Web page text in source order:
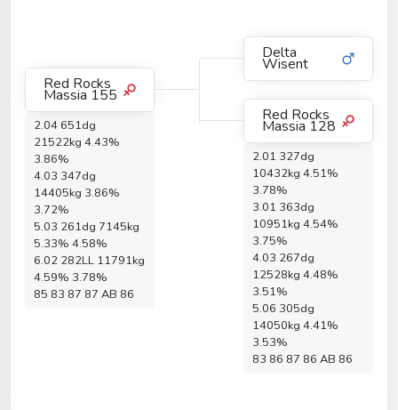
Red Rocks
Massia 155
2.04 651dg
21522kg 4.43%
3.86%
4.03 347dg
14405kg 3.86%
3.72%
5.03 261dg 7145kg
5.33% 4.58%
6.02 282LL 11791kg
4.59% 3.78%
85 83 87 87 AB 86
Delta
Wisent
Red Rocks
Massia 128
2.01 327dg
10432kg 4.51%
3.78%
3.01 363dg
10951kg 4.54%
3.75%
4.03 267dg
12528kg 4.48%
3.51%
5.06 305dg
14050kg 4.41%
3.53%
83 86 87 86 AB 86